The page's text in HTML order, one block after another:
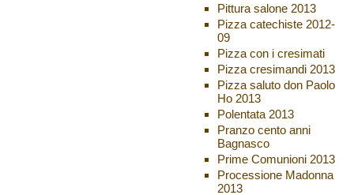
Pittura salone 2013
Pizza catechiste 2012-
09
Pizza con i cresimati
Pizza cresimandi 2013
Pizza saluto don Paolo
Ho 2013
Polentata 2013
Pranzo cento anni
Bagnasco
Prime Comunioni 2013
Processione Madonna
2013